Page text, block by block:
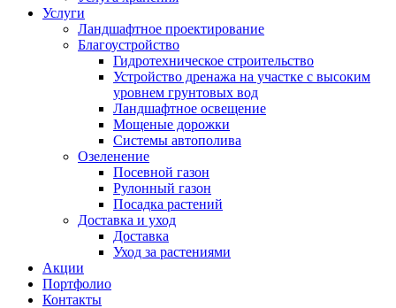
Услуги
Ландшафтное проектирование
Благоустройство
Гидротехническое строительство
Устройство дренажа на участке с высоким
уровнем грунтовых вод
Ландшафтное освещение
Мощеные дорожки
Системы автополива
Озеленение
Посевной газон
Рулонный газон
Посадка растений
Доставка и уход
Доставка
Уход за растениями
Акции
Портфолио
Контакты